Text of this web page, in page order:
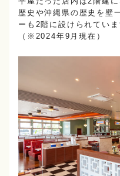
歴史や沖縄県の歴史を壁
ーも2階に設けられていま
（※2024年9月現在）